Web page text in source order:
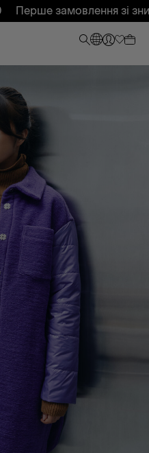
Перше замовлення зі